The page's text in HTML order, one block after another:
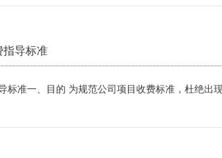
指导标准
标准一、目的 为规范公司项目收费标准，杜绝出